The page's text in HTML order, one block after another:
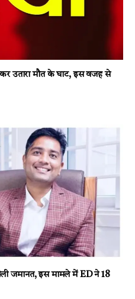
उतारा मौत के घाट, इस वजह से
जमानत, इस मामले में ED ने 18